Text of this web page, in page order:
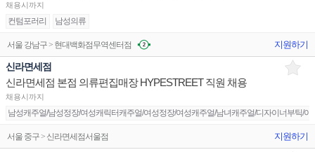
채용시까지
컨텀포러리 남성의류
서울 강남구 > 현대백화점무역센터점 지원하기
신라면세점
신라면세점 본점 의류편집매장 HYPESTREET 직원 채용
채용시까지
남성캐주얼/남성정장/여성캐릭터캐주얼/여성정장/여성캐주얼/남녀캐주얼/디자이너부틱/아
서울 중구 > 신라면세점서울점 지원하기